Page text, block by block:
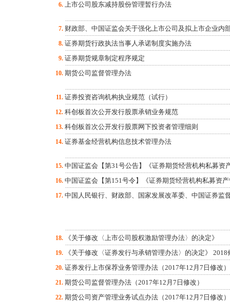
6. 上市公司股东减持股份管理暂行办法
7. 财政部、中国证监会关于强化上市公司及拟上市企业内
8. 证券期货行政执法当事人承诺制度实施办法
9. 证券期货规章制定程序规定
10. 期货公司监督管理办法
11. 证券投资咨询机构执业规范（试行）
12. 科创板首次公开发行股票承销业务规范
13. 科创板首次公开发行股票网下投资者管理细则
14. 证券基金经营机构信息技术管理办法
15. 中国证监会【第31号公告】《证券期货经营机构私募资
16. 中国证监会【第151号令】《证券期货经营机构私募资
17. 中国人民银行、财政部、国家发展改革委、中国证券监
18. 《关于修改〈上市公司股权激励管理办法〉的决定》
19. 《关于修改〈证券发行与承销管理办法〉的决定》 2018
20. 证券发行上市保荐业务管理办法（2017年12月7日修改）
21. 期货公司监督管理办法（2017年12月7日修改）
22. 期货公司资产管理业务试点办法（2017年12月7日修改）